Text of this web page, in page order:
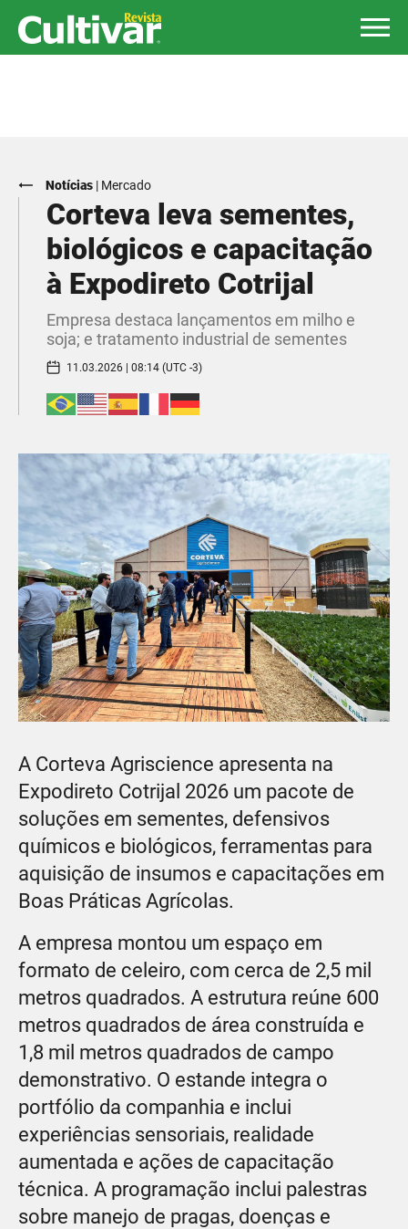
Notícias | Mercado
Corteva leva sementes,
biológicos e capacitação
à Expodireto Cotrijal
Empresa destaca lançamentos em milho e
soja; e tratamento industrial de sementes
11.03.2026 | 08:14 (UTC -3)
A Corteva Agriscience apresenta na
Expodireto Cotrijal 2026 um pacote de
soluções em sementes, defensivos
químicos e biológicos, ferramentas para
aquisição de insumos e capacitações em
Boas Práticas Agrícolas.
A empresa montou um espaço em
formato de celeiro, com cerca de 2,5 mil
metros quadrados. A estrutura reúne 600
metros quadrados de área construída e
1,8 mil metros quadrados de campo
demonstrativo. O estande integra o
portfólio da companhia e inclui
experiências sensoriais, realidade
aumentada e ações de capacitação
técnica. A programação inclui palestras
sobre manejo de pragas, doenças e